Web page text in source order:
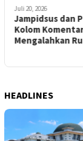
Juli 20, 2026
Jampidsus dan
Kolom
Mengalahkan
HEADLINES